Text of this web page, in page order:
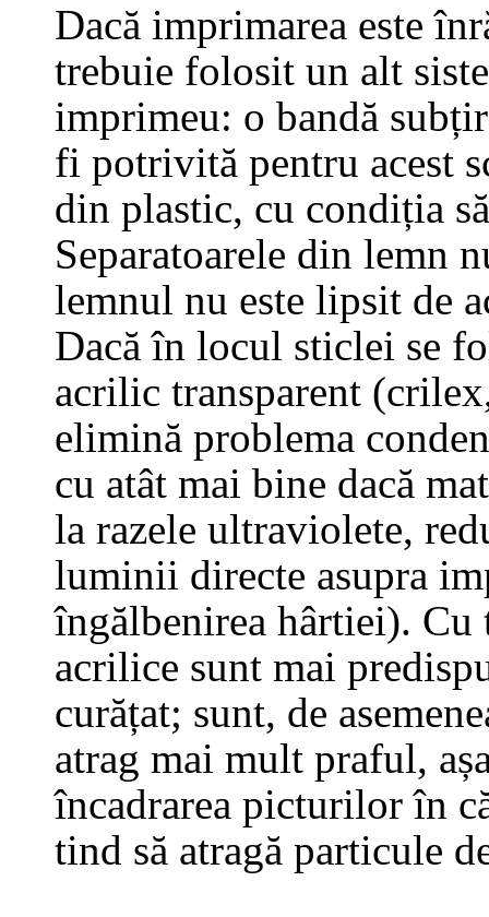
Dacă imprimarea este
trebuie folosit un alt
imprimeu: o bandă
fi potrivită pentru acest
din plastic, cu condiția
Separatoarele din lemn
lemnul nu este lipsit de
Dacă în locul sticlei se
acrilic transparent
elimină problema
cu atât mai bine dacă
la razele ultraviolete,
luminii directe asupra
îngălbenirea hârtiei). Cu
acrilice sunt mai
curățat; sunt, de
atrag mai mult praful,
încadrarea picturilor în
tind să atragă particule